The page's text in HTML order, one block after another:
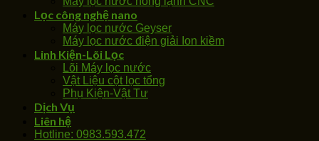
Lọc công nghệ nano
Máy lọc nước Geyser
Máy lọc nước điện giải Ion kiềm
Linh Kiện-Lõi Lọc
Lõi Máy lọc nước
Vật Liệu cột lọc tổng
Phụ Kiện-Vật Tư
Dịch Vụ
Liên hệ
Hotline: 0983.593.472